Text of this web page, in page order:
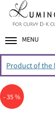
MENU
Product of the
- 35 %